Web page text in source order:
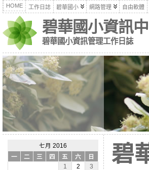
HOME 工作日誌 碧華國小 網路管理 自由軟體
碧華國小資訊
碧華國小資訊管理工作日誌
七月 2016
一
二 三 四 五 六
日
1
2
3
碧